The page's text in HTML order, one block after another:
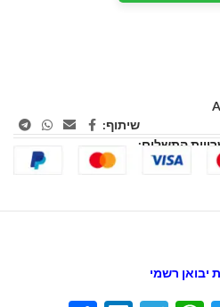
שיתוף:
התשלום: